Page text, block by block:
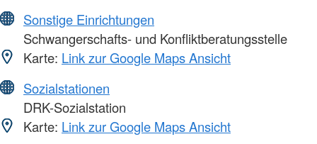
Sonstige Einrichtungen
Schwangerschafts- und Konfliktberatungsstelle
Karte: Link zur Google Maps Ansicht
Sozialstationen
DRK-Sozialstation
Karte: Link zur Google Maps Ansicht